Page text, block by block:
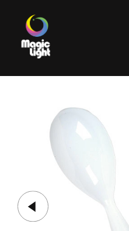
Produits
Les plus populaires
Liquidations